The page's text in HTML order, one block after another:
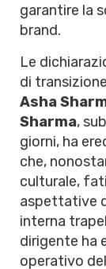
garantire la
brand.
Le
di
Asha
Sharma,
giorni, ha
che,
culturale,
aspettative
interna
dirigente ha
operativo